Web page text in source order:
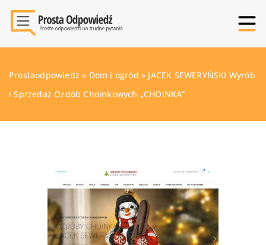
Prostaodpowiedz » Dom i ogród » JACEK SEWERYŃSKI Wyrób
i Sprzedaż Ozdób Choinkowych „CHOINKA”